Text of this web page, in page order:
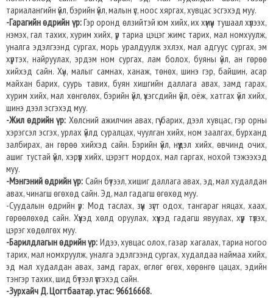
тариалангийн үйл, бэрийн үйл, малын үс, ноос хяргах, хувцас эсгэхэд муу.
-Гарагийн өдрийн үр:Гэр оронд өлзийтэй юм хийх, их хүмүүн тушаал хүлээх,
нэмэх, гал тахих, хурим хийх, үр тариа цэцэг жимс тарих, мал номхуулж,
уналга эдэлгээнд сургах, морь уралдуулж эхлэх, мал адгуус сургах, эм
хүртэх, найруулах, эрдэм ном сургах, лам болох, буяны үйл, ан гөрөө
хийхэд сайн. Хүн, малыг самнах, ханаж, төнөх, шинэ гэр, байшин, асар
майхан барих, суурь тавих, буян хишгийн даллага авах, замд гарах,
хурим хийх, мал хөнгөлөх, бэрийн үйл, үхэгсдийн үйл, оёж, хатгах үйл хийх,
шинэ дээл эсгэхэд муу.
-Жил өдрийн үр: Хөлсний ажилчин авах, гүү барих, дээл хувцас, гэр орны
хэрэгсэл эсгэх, урлах үйлд суралцах, чуулган хийх, ном заалгах, бурханд
залбирах, ан гөрөө хийхэд сайн. Бэрийн үйл, нүүдэл хийх, өвчинд очих,
ашиг тустай үйл, хэрүүл хийх, цэрэгт мордох, мал гаргах, нохой тэжээхэд
муу.
-Мэнгэний өдрийн үр: Сайн бүтээл, хишиг даллага авах, эд, мал худалдан
авах, чинагш өгөхөд сайн. Эд, мал гадагш өгөхөд муу.
-Суудалын өдрийн үр: Мод таслах, зүүн зүгт одох, тангараг няцах, хаах,
гөрөөлөхөд сайн. Хүүхэд хөлд оруулах, хүүхэд гадагш явуулах, хүүр түлэх,
цэрэг хөдөлгөх муу.
-Барилдлагын өдрийн үр: Идээ, хувцас олох, газар хагалах, тариа ногоо
тарих, мал номхруулж, уналга эдэлгээнд сургах, худалдаа наймаа хийх,
эд мал худалдан авах, замд гарах, өглөг өгөх, хөрөнгө цацах, эдийн
тэнгэр тахих, шид бүтээл үүсгэхэд сайн.
-Зурхайч Д. Цогтбаатар. утас: 96616668.